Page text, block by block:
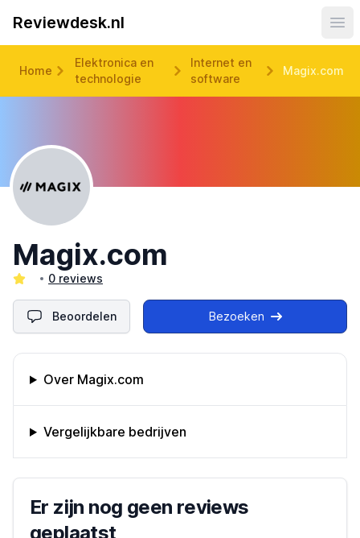
Reviewdesk.nl
Home
Elektronica en
technologie
Internet en
software
Magix.com
Magix.com
0 reviews
Beoordelen Bezoeken
Omschrijving bedrijf
Over Magix.com
Vergelijkbare bedrijven
Bedrijfs reviews
Er zijn nog geen reviews
geplaatst